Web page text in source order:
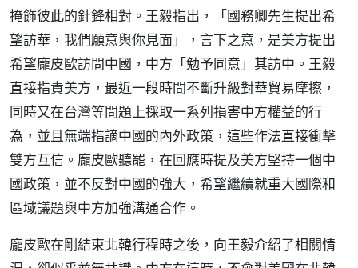
掩飾彼此的針鋒相對。王毅指出，「國務卿先生提出希
望訪華，我們願意與你見面」，言下之意，是美方提出
希望龐皮歐訪問中國，中方「勉予同意」其訪中。王毅
直接指責美方，最近一段時間不斷升級對華貿易摩擦，
同時又在台灣等問題上採取一系列損害中方權益的行
為，並且無端指謫中國的內外政策，這些作法直接衝擊
雙方互信。龐皮歐聽罷，在回應時提及美方堅持一個中
國政策，並不反對中國的強大，希望繼續就重大國際和
區域議題與中方加強溝通合作。
龐皮歐在剛結束北韓行程時之後，向王毅介紹了相關情